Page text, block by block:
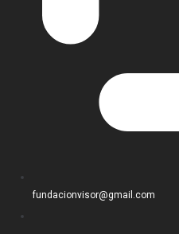
fundacionvisor@gmail.com